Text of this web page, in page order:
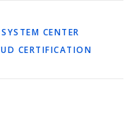
SYSTEM CENTER
CERTIFICATION